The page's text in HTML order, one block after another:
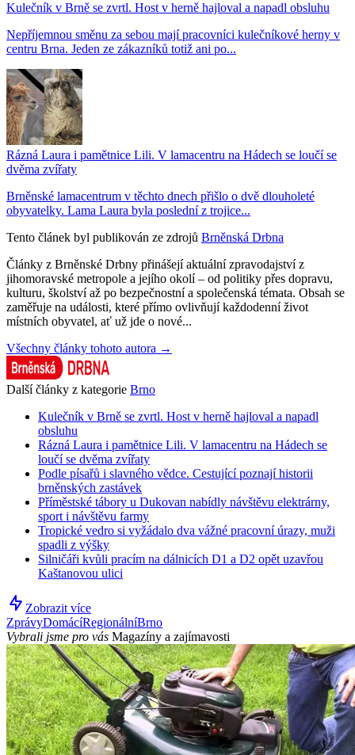
Kulečník v Brně se zvrtl. Host v herně hajloval a napadl obsluhu
Nepříjemnou směnu za sebou mají pracovníci kulečníkové herny v
centru Brna. Jeden ze zákazníků totiž ani po...
Rázná Laura i pamětnice Lili. V lamacentru na Hádech se loučí se
dvěma zvířaty
Brněnské lamacentrum v těchto dnech přišlo o dvě dlouholeté
obyvatelky. Lama Laura byla poslední z trojice...
Tento článek byl publikován ze zdrojů Brněnská Drbna
Články z Brněnské Drbny přinášejí aktuální zpravodajství z
jihomoravské metropole a jejího okolí – od politiky přes dopravu,
kulturu, školství až po bezpečnostní a společenská témata. Obsah se
zaměřuje na události, které přímo ovlivňují každodenní život
místních obyvatel, ať už jde o nové...
Všechny články tohoto autora →
Další články z kategorie Brno
Kulečník v Brně se zvrtl. Host v herně hajloval a napadl
obsluhu
Rázná Laura i pamětnice Lili. V lamacentru na Hádech se
loučí se dvěma zvířaty
Podle písařů i slavného vědce. Cestující poznají historii
brněnských zastávek
Příměstské tábory u Dukovan nabídly návštěvu elektrárny,
sport i návštěvu farmy
Tropické vedro si vyžádalo dva vážné pracovní úrazy, muži
spadli z výšky
Silničáři kvůli pracím na dálnicích D1 a D2 opět uzavřou
Kaštanovou ulici
Zobrazit více
ZprávyDomácíRegionálníBrno
Vybrali jsme pro vás Magazíny a zajímavosti